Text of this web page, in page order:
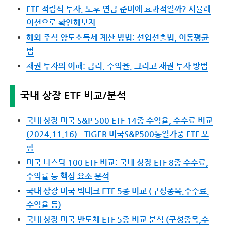
ETF 적립식 투자, 노후 연금 준비에 효과적일까? 시뮬레
이션으로 확인해보자
해외 주식 양도소득세 계산 방법: 선입선출법, 이동평균
법
채권 투자의 이해: 금리, 수익율, 그리고 채권 투자 방법
국내 상장 ETF 비교/분석
국내 상장 미국 S&P 500 ETF 14종 수익율, 수수료 비교
(2024.11.16) - TIGER 미국S&P500동일가중 ETF 포
함
미국 나스닥 100 ETF 비교: 국내 상장 ETF 8종 수수료,
수익률 등 핵심 요소 분석
국내 상장 미국 빅테크 ETF 5종 비교 (구성종목,수수료,
수익율 등)
국내 상장 미국 반도체 ETF 5종 비교 분석 (구성종목,수